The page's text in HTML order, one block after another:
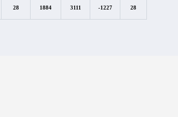
28 1884 3111 -1227 28